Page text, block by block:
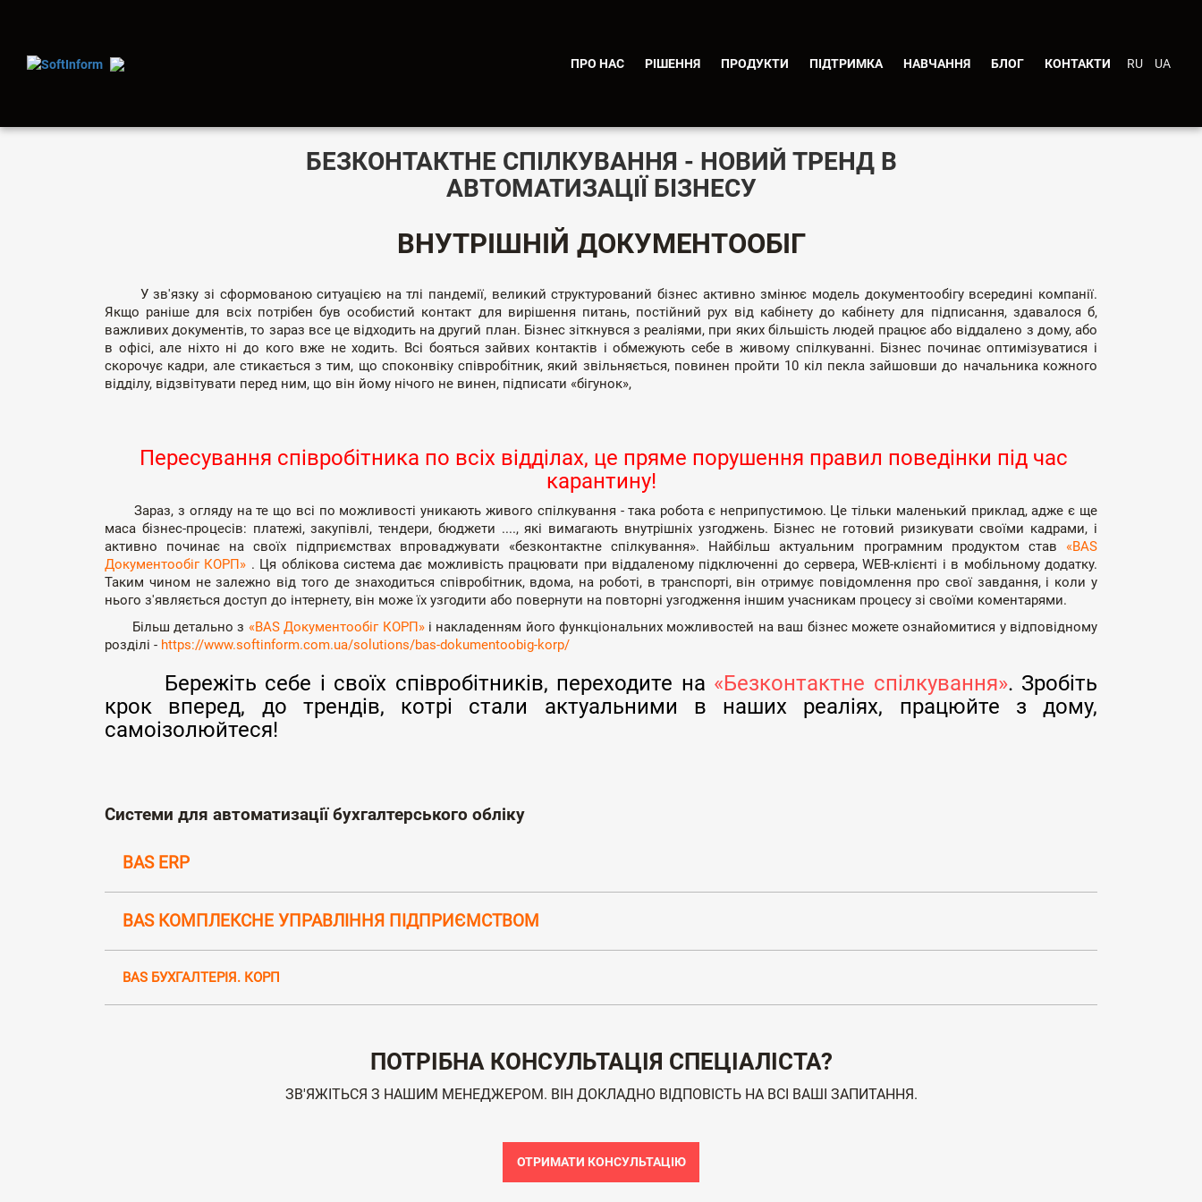
ПРО НАС РІШЕННЯ ПРОДУКТИ ПІДТРИМКА НАВЧАННЯ БЛОГ КОНТАКТИ RU UA
БЕЗКОНТАКТНЕ СПІЛКУВАННЯ - НОВИЙ ТРЕНД В
АВТОМАТИЗАЦІЇ БІЗНЕСУ
ВНУТРІШНІЙ ДОКУМЕНТООБІГ
У зв'язку зі сформованою ситуацією на тлі пандемії, великий структурований бізнес активно змінює модель документообігу всередині компанії.
Якщо раніше для всіх потрібен був особистий контакт для вирішення питань, постійний рух від кабінету до кабінету для підписання, здавалося б,
важливих документів, то зараз все це відходить на другий план. Бізнес зіткнувся з реаліями, при яких більшість людей працює або віддалено з дому, або
в офісі, але ніхто ні до кого вже не ходить. Всі бояться зайвих контактів і обмежують себе в живому спілкуванні. Бізнес починає оптимізуватися і
скорочує кадри, але стикається з тим, що споконвіку співробітник, який звільняється, повинен пройти 10 кіл пекла зайшовши до начальника кожного
відділу, відзвітувати перед ним, що він йому нічого не винен, підписати «бігунок»,
Пересування співробітника по всіх відділах, це пряме порушення правил поведінки під час
карантину!
Зараз, з огляду на те що всі по можливості уникають живого спілкування - така робота є неприпустимою. Це тільки маленький приклад, адже є ще
маса бізнес-процесів: платежі, закупівлі, тендери, бюджети ...., які вимагають внутрішніх узгоджень. Бізнес не готовий ризикувати своїми кадрами, і
активно починає на своїх підприємствах впроваджувати «безконтактне спілкування». Найбільш актуальним програмним продуктом став «BAS
Документообіг КОРП» . Ця облікова система дає можливість працювати при віддаленому підключенні до сервера, WEB-клієнті і в мобільному додатку.
Таким чином не залежно від того де знаходиться співробітник, вдома, на роботі, в транспорті, він отримує повідомлення про свої завдання, і коли у
нього з'являється доступ до інтернету, він може їх узгодити або повернути на повторні узгодження іншим учасникам процесу зі своїми коментарями.
Більш детально з «BAS Документообіг КОРП» і накладенням його функціональних можливостей на ваш бізнес можете ознайомитися у відповідному
розділі - https://www.softinform.com.ua/solutions/bas-dokumentoobig-korp/
Бережіть себе і своїх співробітників, переходите на «Безконтактне спілкування». Зробіть
крок вперед, до трендів, котрі стали актуальними в наших реаліях, працюйте з дому,
самоізолюйтеся!
Системи для автоматизації бухгалтерського обліку
BAS ERP
BAS КОМПЛЕКСНЕ УПРАВЛІННЯ ПІДПРИЄМСТВОМ
BAS БУХГАЛТЕРІЯ. КОРП
ПОТРІБНА КОНСУЛЬТАЦІЯ СПЕЦІАЛІСТА?
ЗВ'ЯЖІТЬСЯ З НАШИМ МЕНЕДЖЕРОМ. ВІН ДОКЛАДНО ВІДПОВІСТЬ НА ВСІ ВАШІ ЗАПИТАННЯ.
ОТРИМАТИ КОНСУЛЬТАЦІЮ